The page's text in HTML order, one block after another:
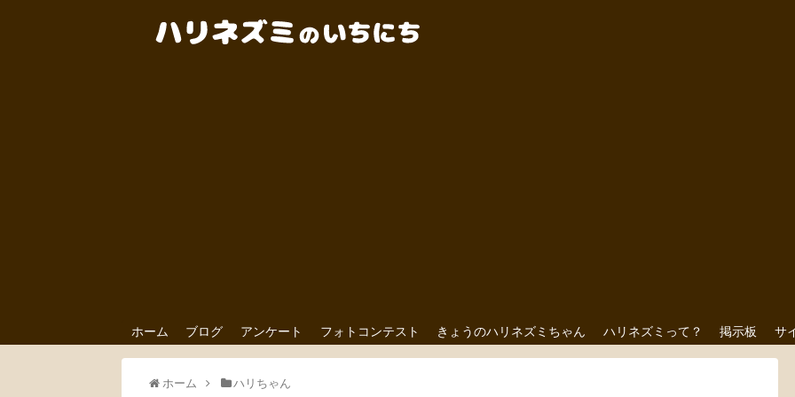
ホーム ブログ アンケート フォトコンテスト きょうのハリネズミちゃん ハリネズミって？ 掲示板 サ
ホーム ハリちゃん